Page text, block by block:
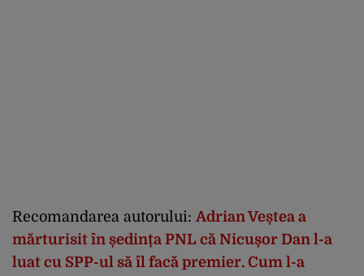
Recomandarea autorului:Adrian Veștea a
mărturisit în ședința PNL că Nicușor Dan l-a
luat cu SPP-ul să îl facă premier. Cum l-a